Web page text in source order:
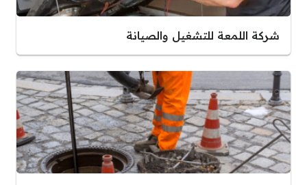
شركة اللمعة للتشغيل والصيانة